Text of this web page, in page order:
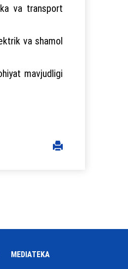
va transport
va shamol
mavjudligi
MEDIATEKA